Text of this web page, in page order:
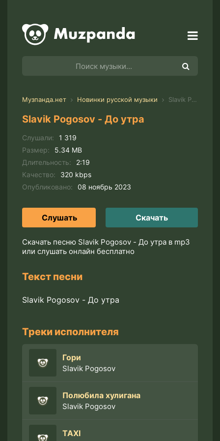
Музпанда.нет Новинки русской музыки Slavik Pogosov - До утра
Slavik Pogosov - До утра
Слушали:
1 319
Размер:
5.34 MB
Длительность:
2:19
Качество:
320 kbps
Опубликовано:
08 ноябрь 2023
Слушать Скачать
Скачать песню Slavik Pogosov - До утра в mp3
или слушать онлайн бесплатно
Текст песни
Slavik Pogosov - До утра
Треки исполнителя
Гори
Slavik Pogosov
Полюбила хулигана
Slavik Pogosov
TAXI